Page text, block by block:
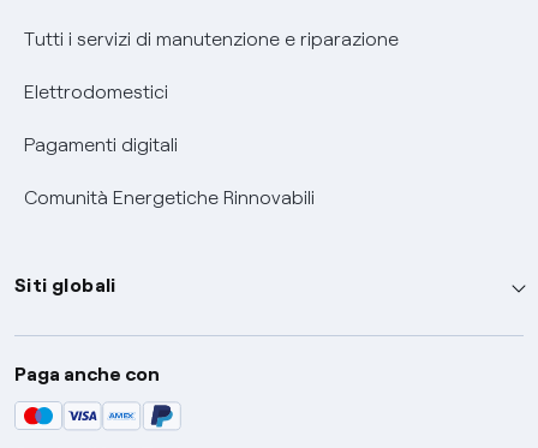
Tutti i servizi di manutenzione e riparazione
Elettrodomestici
Pagamenti digitali
Comunità Energetiche Rinnovabili
Siti globali
Enel Group
Enel Green Power
Global Trading
Paga anche con